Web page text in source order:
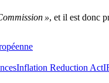
», et il est donc
Inflation Reduction Act